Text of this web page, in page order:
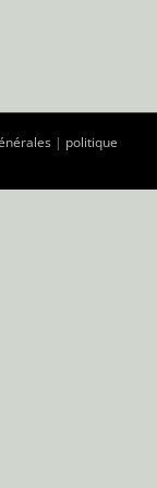
| politique